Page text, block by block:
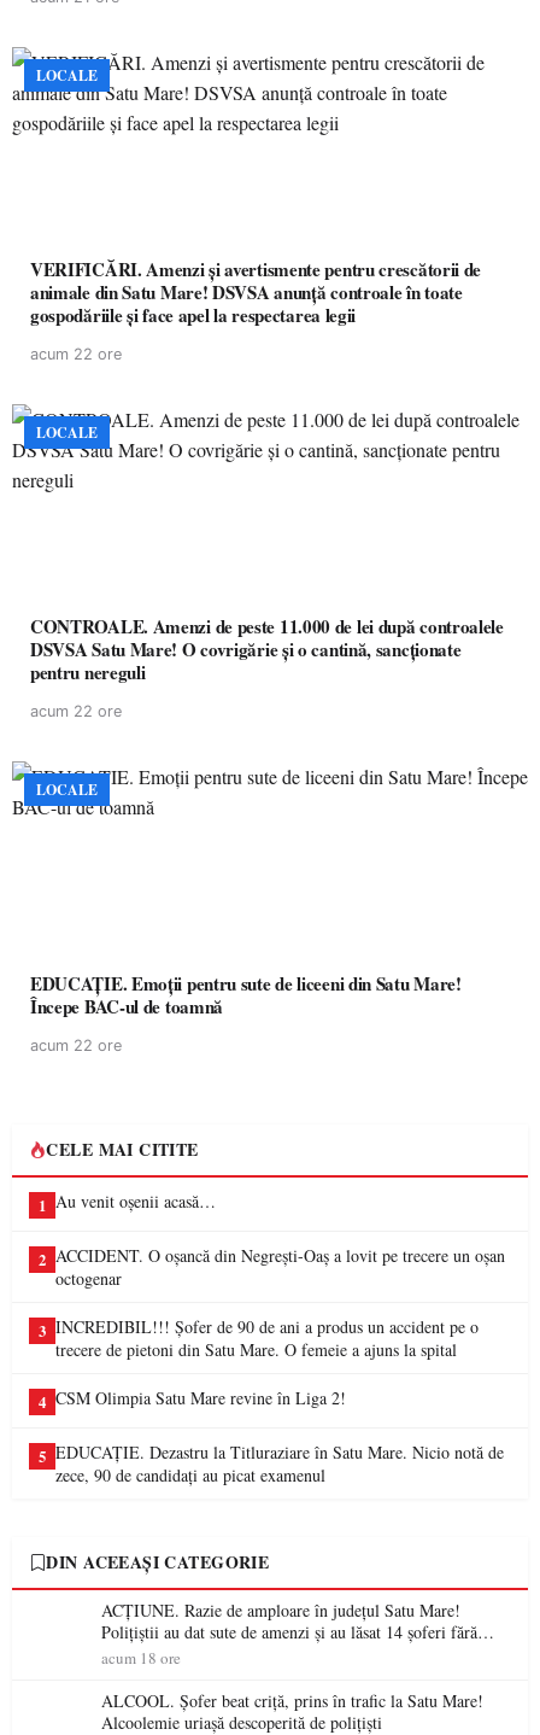
LOCALE
VERIFICĂRI. Amenzi și avertismente pentru crescătorii de
animale din Satu Mare! DSVSA anunță controale în toate
gospodăriile și face apel la respectarea legii
acum 22 ore
LOCALE
CONTROALE. Amenzi de peste 11.000 de lei după controalele
DSVSA Satu Mare! O covrigărie și o cantină, sancționate
pentru nereguli
acum 22 ore
LOCALE
EDUCAȚIE. Emoții pentru sute de liceeni din Satu Mare!
Începe BAC-ul de toamnă
acum 22 ore
CELE MAI CITITE
1 Au venit oșenii acasă…
2 ACCIDENT. O oșancă din Negrești-Oaș a lovit pe trecere un oșan
octogenar
3 INCREDIBIL!!! Șofer de 90 de ani a produs un accident pe o
trecere de pietoni din Satu Mare. O femeie a ajuns la spital
4 CSM Olimpia Satu Mare revine în Liga 2!
5 EDUCAȚIE. Dezastru la Titluraziare în Satu Mare. Nicio notă de
zece, 90 de candidați au picat examenul
DIN ACEEAȘI CATEGORIE
ACȚIUNE. Razie de amploare în județul Satu Mare!
Polițiștii au dat sute de amenzi și au lăsat 14 șoferi fără
permis într-o singură zi
acum 18 ore
ALCOOL. Șofer beat criță, prins în trafic la Satu Mare!
Alcoolemie uriașă descoperită de polițiști